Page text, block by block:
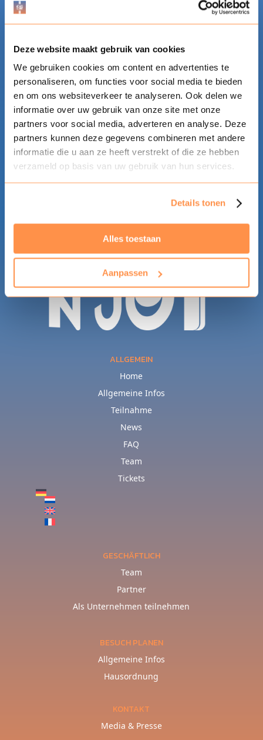
Deze website maakt gebruik van cookies
We gebruiken cookies om content en advertenties te
personaliseren, om functies voor social media te bieden
en om ons websiteverkeer te analyseren. Ook delen we
informatie over uw gebruik van onze site met onze
partners voor social media, adverteren en analyse. Deze
partners kunnen deze gegevens combineren met andere
informatie die u aan ze heeft verstrekt of die ze hebben
verzameld op basis van uw gebruik van hun services.
Details tonen
Alles toestaan
Aanpassen
Leistung: 650 PS und 800 Nm Drehmoment
Nutze deine Chance und buche deine Supercar
Experience ab 85 €HIER. Der Link führt zur
Website von Time Out, wo du eine Fahrt im
Nissan GT-R buchen kannst. Es gibt auch die
Option, einen zusätzlichen Beifahrer mitfahren
ALLGEMEIN
Home
Allgemeine Infos
Teilnahme
News
FAQ
Team
Tickets
GESCHÄFTLICH
Team
Partner
Als Unternehmen teilnehmen
BESUCH PLANEN
Allgemeine Infos
Hausordnung
KONTAKT
Media & Presse